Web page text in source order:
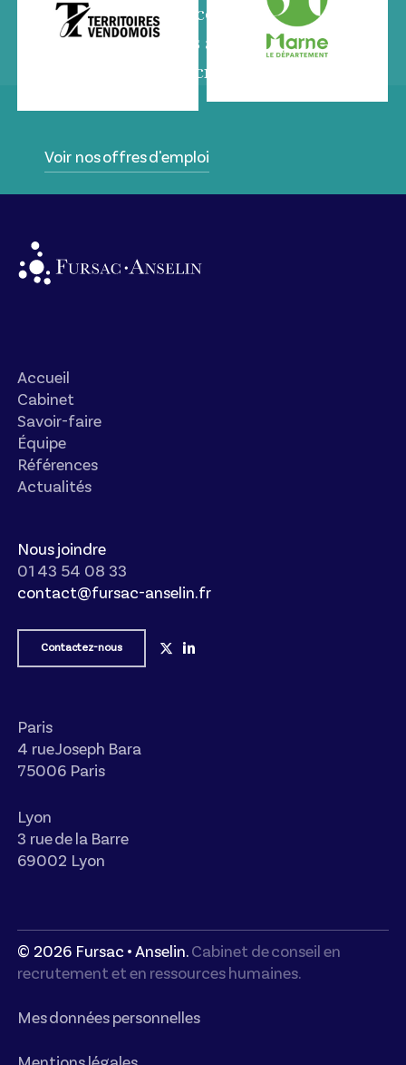
“Fursac – Anselin comprend votre
besoin, mesure vos attentes et vous
propose un vrai recrutement sur
Voir nos offres d'emploi
Accueil
Cabinet
Savoir-faire
Équipe
Références
Actualités
Nous joindre
01 43 54 08 33
contact@fursac-anselin.fr
Contactez-nous
Paris
4 rue Joseph Bara
75006 Paris
Lyon
3 rue de la Barre
69002 Lyon
© 2026Fursac • Anselin. Cabinet de conseil en
recrutement et en ressources humaines.
Mes données personnelles